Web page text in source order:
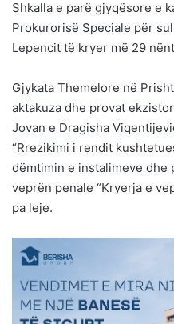
Shkalla e parë gjyqësore e
Prokurorisë Speciale për
Lepencit të kryer më 29
Gjykata Themelore në
aktakuza dhe provat
Jovan e Dragisha
“Rrezikimi i rendit
dëmtimin e instalimeve dhe
veprën penale “Kryerja e
pa leje.